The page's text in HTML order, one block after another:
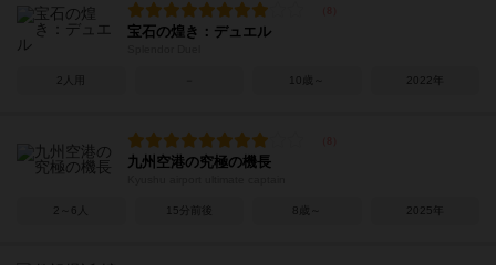
宝石の煌き：デュエル
2人用 10歳～ 2022年
九州空港の究極の機長
2～6人 15分前後 8歳～ 2025年